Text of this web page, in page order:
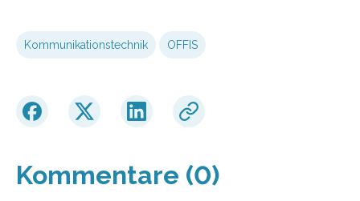
Kommunikationstechnik OFFIS
Kommentare (0)